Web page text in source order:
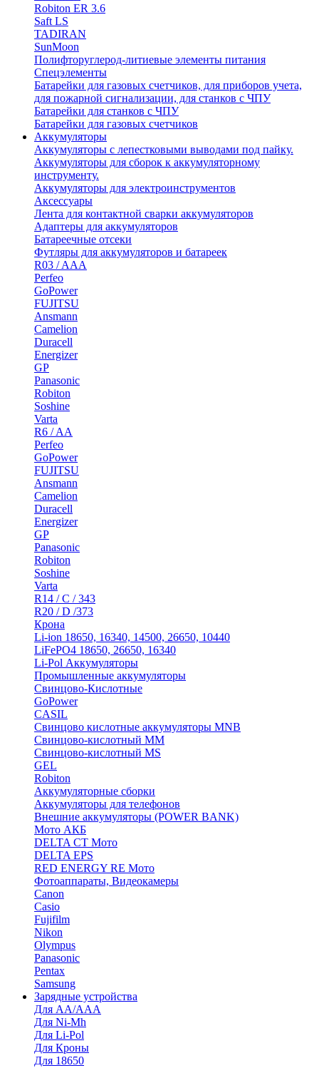
Robiton ER 3.6
Saft LS
TADIRAN
SunMoon
Полифторуглерод-литиевые элементы питания
Спецэлементы
Батарейки для газовых счетчиков, для приборов учета,
для пожарной сигнализации, для станков с ЧПУ
Батарейки для станков с ЧПУ
Батарейки для газовых счетчиков
Аккумуляторы
Аккумуляторы с лепестковыми выводами под пайку.
Аккумуляторы для сборок к аккумуляторному
инструменту.
Аккумуляторы для электроинструментов
Аксессуары
Лента для контактной сварки аккумуляторов
Адаптеры для аккумуляторов
Батареечные отсеки
Футляры для аккумуляторов и батареек
R03 / AAA
Perfeo
GoPower
FUJITSU
Ansmann
Camelion
Duracell
Energizer
GP
Panasonic
Robiton
Soshine
Varta
R6 / AA
Perfeo
GoPower
FUJITSU
Ansmann
Camelion
Duracell
Energizer
GP
Panasonic
Robiton
Soshine
Varta
R14 / C / 343
R20 / D /373
Крона
Li-ion 18650, 16340, 14500, 26650, 10440
LiFePO4 18650, 26650, 16340
Li-Pol Аккумуляторы
Промышленные аккумуляторы
Свинцово-Кислотные
GoPower
CASIL
Свинцово кислотные аккумуляторы MNB
Cвинцово-кислотный MM
Cвинцово-кислотный MS
GEL
Robiton
Аккумуляторные сборки
Аккумуляторы для телефонов
Внешние аккумуляторы (POWER BANK)
Мото АКБ
DELTA CT Мото
DELTA EPS
RED ENERGY RE Мото
Фотоаппараты, Видеокамеры
Canon
Casio
Fujifilm
Nikon
Olympus
Panasonic
Pentax
Samsung
Зарядные устройства
Для AA/AAA
Для Ni-Mh
Для Li-Pol
Для Кроны
Для 18650